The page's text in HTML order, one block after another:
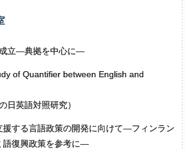
立―典拠を中心に―
of Quantifier between English and
日英語対照研究）
援する言語政策の開発に向けて―フィンラン
語復興政策を参考に―